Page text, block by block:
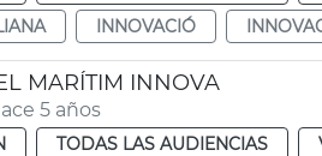
INNOVACIÓ
MARÍTIM INNOVA
5 años
TODAS LAS AUDIENCIAS